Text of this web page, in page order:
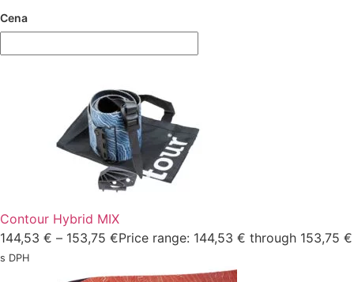
Cena
Contour Hybrid MIX
144,53 € – 153,75 €Price range: 144,53 € through 153,75 €
s DPH